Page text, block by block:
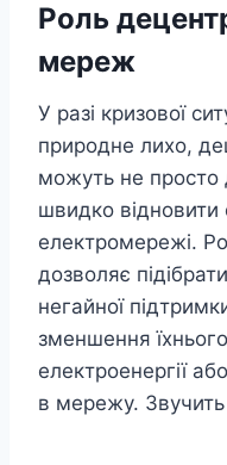
Роль
мереж
У разі кризової
природне лихо,
можуть не просто
швидко відновити
електромережі.
дозволяє
негайної
зменшення
електроенергії
в мережу.